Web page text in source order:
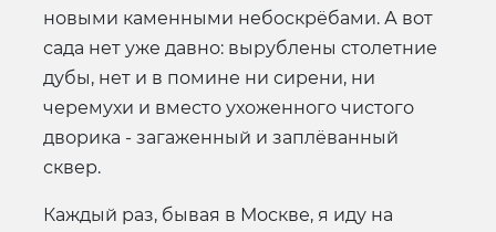
новыми каменными небоскрёбами. А вот
сада нет уже давно: вырублены столетние
дубы, нет и в помине ни сирени, ни
черемухи и вместо ухоженного чистого
дворика - загаженный и заплёванный
сквер.
Каждый раз, бывая в Москве, я иду на